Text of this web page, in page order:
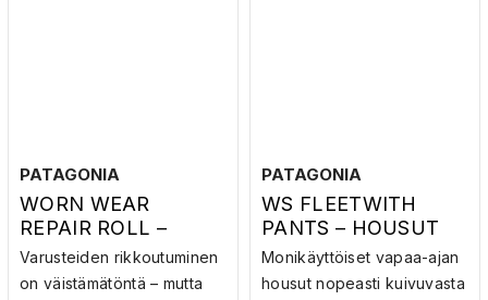
PATAGONIA
WORN WEAR
REPAIR ROLL –
KORJAUSSETTI
Varusteiden rikkoutuminen
on väistämätöntä – mutta
PATAGONIA
WS FLEETWITH
PANTS – HOUSUT
Monikäyttöiset vapaa-ajan
housut nopeasti kuivuvasta